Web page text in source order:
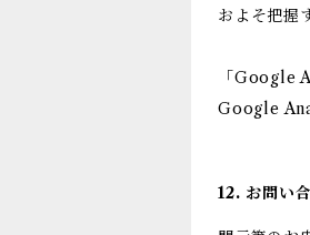
およそ把握
「Google
Google
12. お問い